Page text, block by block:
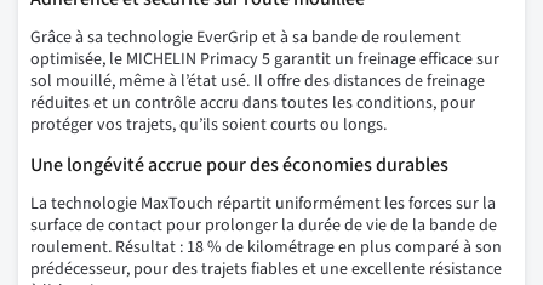
Grâce à sa technologie EverGrip et à sa bande de roulement
optimisée, le MICHELIN Primacy 5 garantit un freinage efficace sur
sol mouillé, même à l’état usé. Il offre des distances de freinage
réduites et un contrôle accru dans toutes les conditions, pour
protéger vos trajets, qu’ils soient courts ou longs.
Une longévité accrue pour des économies durables
La technologie MaxTouch répartit uniformément les forces sur la
surface de contact pour prolonger la durée de vie de la bande de
roulement. Résultat : 18 % de kilométrage en plus comparé à son
prédécesseur, pour des trajets fiables et une excellente résistance